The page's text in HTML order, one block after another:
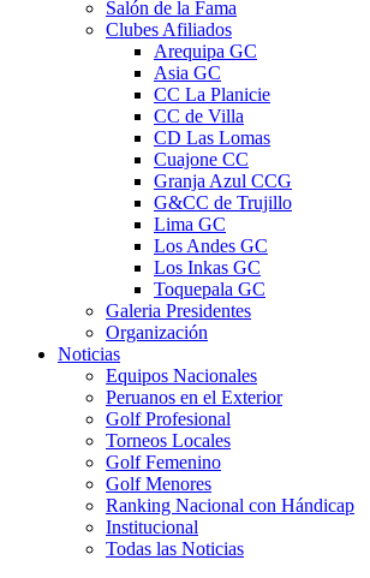
Salón de la Fama
Clubes Afiliados
Arequipa GC
Asia GC
CC La Planicie
CC de Villa
CD Las Lomas
Cuajone CC
Granja Azul CCG
G&CC de Trujillo
Lima GC
Los Andes GC
Los Inkas GC
Toquepala GC
Galeria Presidentes
Organización
Noticias
Equipos Nacionales
Peruanos en el Exterior
Golf Profesional
Torneos Locales
Golf Femenino
Golf Menores
Ranking Nacional con Hándicap
Institucional
Todas las Noticias